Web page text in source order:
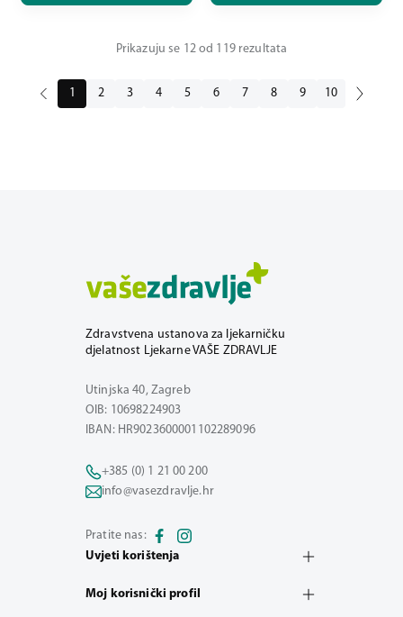
Prikazuju se 12 od 119 rezultata
1 2 3 4 5 6 7 8 9 10
Zdravstvena ustanova za ljekarničku
djelatnost Ljekarne VAŠE ZDRAVLJE
Utinjska 40, Zagreb
OIB: 10698224903
IBAN: HR9023600001102289096
+385 (0) 1 21 00 200
info@vasezdravlje.hr
Pratite nas:
Uvjeti korištenja
Moj korisnički profil